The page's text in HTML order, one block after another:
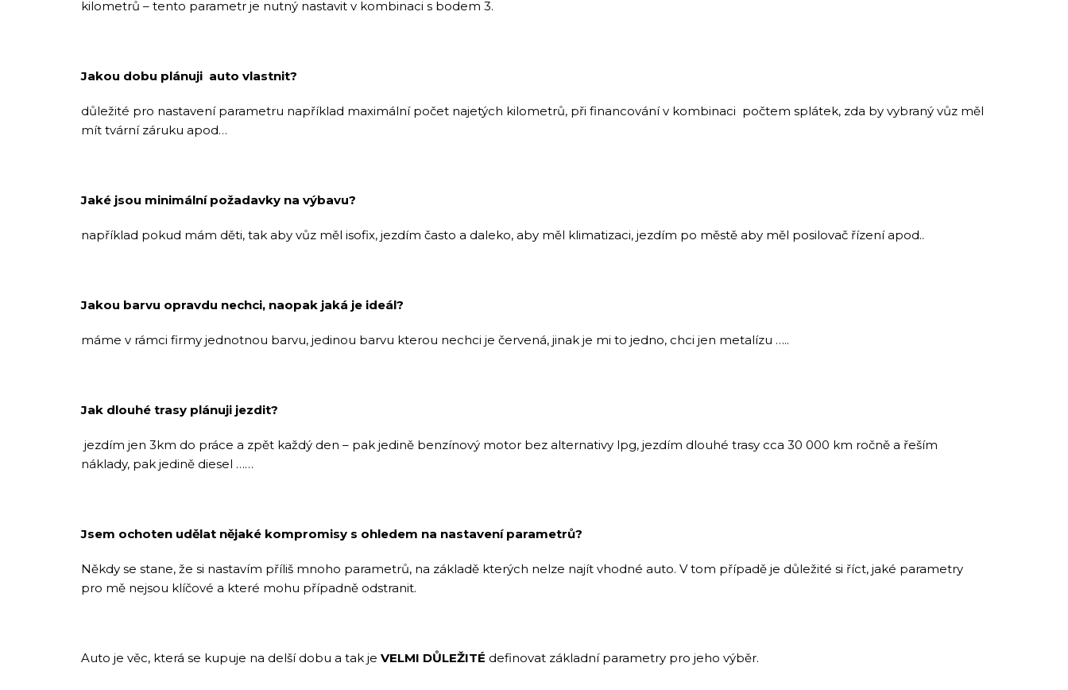
kilometrů – tento parametr je nutný nastavit v kombinaci s bodem 3.
Jakou dobu plánuji auto vlastnit?
důležité pro nastavení parametru například maximální počet najetých kilometrů, při financování v kombinaci počtem splátek, zda by vybraný vůz měl
mít tvární záruku apod…
Jaké jsou minimální požadavky na výbavu?
například pokud mám děti, tak aby vůz měl isofix, jezdím často a daleko, aby měl klimatizaci, jezdím po městě aby měl posilovač řízení apod..
Jakou barvu opravdu nechci, naopak jaká je ideál?
máme v rámci firmy jednotnou barvu, jedinou barvu kterou nechci je červená, jinak je mi to jedno, chci jen metalízu …..
Jak dlouhé trasy plánuji jezdit?
jezdím jen 3km do práce a zpět každý den – pak jedině benzínový motor bez alternativy lpg, jezdím dlouhé trasy cca 30 000 km ročně a řeším
náklady, pak jedině diesel ……
Jsem ochoten udělat nějaké kompromisy s ohledem na nastavení parametrů?
Někdy se stane, že si nastavím příliš mnoho parametrů, na základě kterých nelze najít vhodné auto. V tom případě je důležité si říct, jaké parametry
pro mě nejsou klíčové a které mohu případně odstranit.
Auto je věc, která se kupuje na delší dobu a tak je VELMI DŮLEŽITÉ definovat základní parametry pro jeho výběr.